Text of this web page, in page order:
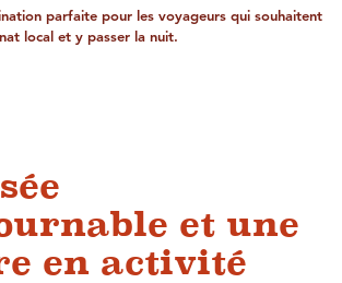
parfaite pour les voyageurs qui souhaitent
local et y passer la nuit.
et une
en activité